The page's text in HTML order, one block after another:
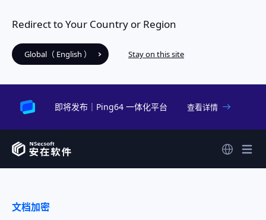
Redirect to Your Country or Region
Global（ English ） Stay on this site
即将发布｜Ping64 一体化平台 查看详情
文档加密